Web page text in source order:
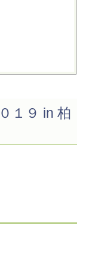
１９ in 柏